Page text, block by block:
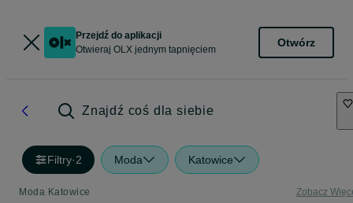
Przejdź do aplikacji
Otwieraj OLX jednym tapnięciem
Otwórz
Znajdź coś dla siebie
Filtry·2 Moda Katowice
Moda Katowice Zobacz